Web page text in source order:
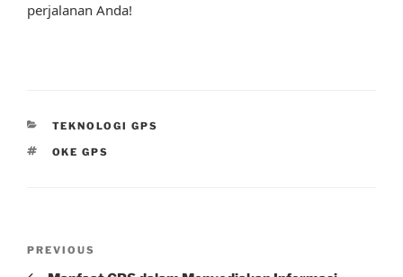
perjalanan Anda!
CATEGORIES
TEKNOLOGI GPS
TAGS
OKE GPS
Previous
Post
PREVIOUS